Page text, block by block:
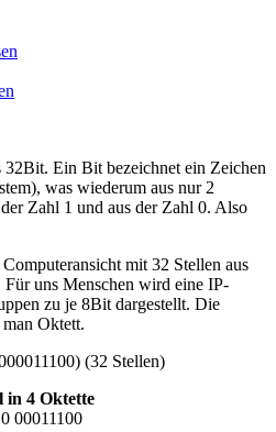
32Bit. Ein Bit bezeichnet ein Zeichen
was wiederum aus nur 2
Zahl 1 und aus der Zahl 0. Also
mit 32 Stellen aus
uns Menschen wird eine IP-
zu je 8Bit dargestellt. Die
Oktett.
(32 Stellen)
in 4 Oktette
00011100